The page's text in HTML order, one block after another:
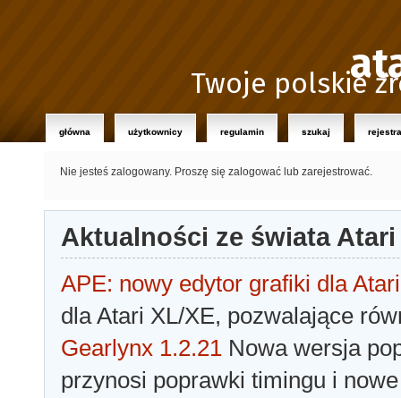
Twoje polskie
główna użytkownicy regulamin szukaj
Nie jesteś zalogowany. Proszę się zalogować lub zarejestrować.
Aktualności ze świata Atari
APE: nowy edytor grafiki dla Atari
dla Atari XL/XE, pozwalające
Gearlynx 1.2.21 Nowa wersja
przynosi poprawki timingu i